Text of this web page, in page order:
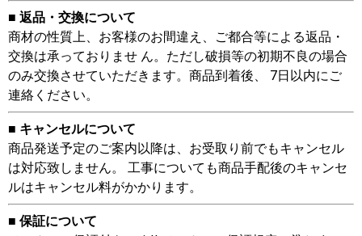
■ 返品・交換について
商材の性質上、お客様のお間違え、ご都合等による返品・
交換は承っておりませ ん。ただし破損等の初期不良の場合
のみ交換させていただきます。商品到着後、 7日以内にご
連絡ください。
■ キャンセルについて
商品発送予定のご案内以降は、お受取り前でもキャンセル
は対応致しません。 工事についても商品手配後のキャンセ
ルはキャンセル料がかかります。
■ 保証について